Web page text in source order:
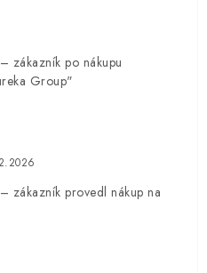
zákazník po nákupu
Group"
zákazník provedl nákup na